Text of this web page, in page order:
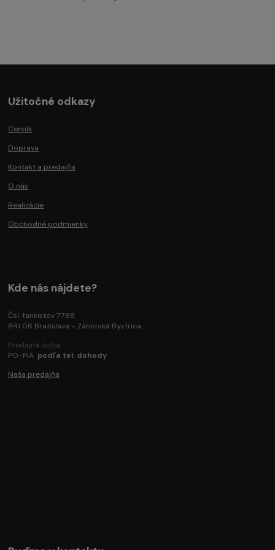
Užitočné odkazy
Cenník
Doprava
Kontakt a predajňa
O nás
Realizácie
Obchodné podmienky
Kde nás nájdete?
Čsl. tankistov 7788
841 06 Bratislava - Záhorská Bystrica
Predajná doba:
PO-PIA podľa tel. dohody
Naša predajňa